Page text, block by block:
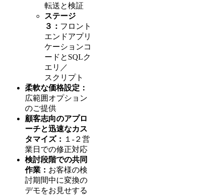
転送と検証
ステージ
３： フロント
エンドアプリ
ケーションコ
ードとSQLク
エリ／
スクリプト
柔軟な価格設定：
広範囲オプション
のご提供
顧客志向のアプロ
ーチと迅速なカス
タマイズ： １-２営
業日での修正対応
検討段階での共同
作業： お客様の検
討期間中に変換の
デモをお見せする